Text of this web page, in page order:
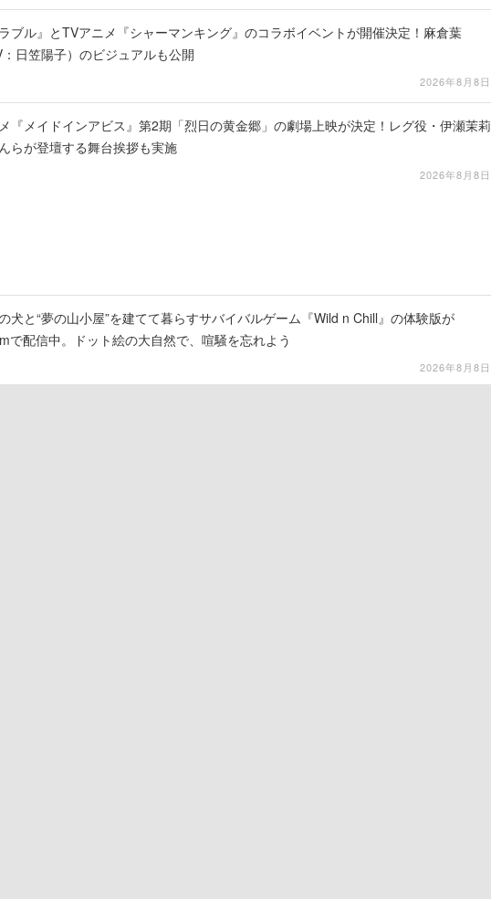
ラブル』とTVアニメ『シャーマンキング』のコラボイベントが開催決定！麻倉葉
：日笠陽子）のビジュアルも公開
2026年8月8日
『メイドインアビス』第2期「烈日の黄金郷」の劇場上映が決定！レグ役・伊瀬茉莉
らが登壇する舞台挨拶も実施
2026年8月8日
犬と“夢の山小屋”を建てて暮らすサバイバルゲーム『Wild n Chill』の体験版が
で配信中。ドット絵の大自然で、喧騒を忘れよう
2026年8月8日